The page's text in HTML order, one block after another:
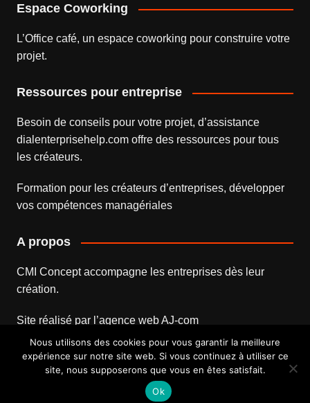
Espace Coworking
L’Office café, un espace coworking pour construire votre
projet.
Ressources pour entreprise
Besoin de conseils pour votre projet, d’assistance
dialenterprisehelp.comoffre des ressources pour tous
les créateurs.
Formation pour les créateurs d’entreprises, développer
vos compétences managériales
A propos
CMI Concept accompagne les entreprises dès leur
création.
Site réalisé par l’agence webAJ-com
Nous utilisons des cookies pour vous garantir la meilleure
expérience sur notre site web. Si vous continuez à utiliser ce
site, nous supposerons que vous en êtes satisfait.
Ok